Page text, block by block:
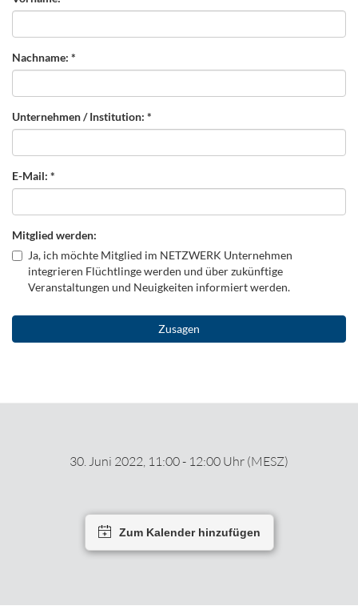
Nachname: *
Unternehmen / Institution: *
E-Mail: *
Mitglied werden:
Mitglied
werden:
Ja, ich möchte Mitglied im NETZWERK Unternehmen
integrieren Flüchtlinge werden und über zukünftige
Veranstaltungen und Neuigkeiten informiert werden.
Zusagen
30. Juni 2022, 11:00 - 12:00 Uhr (MESZ)
Zum Kalender hinzufügen